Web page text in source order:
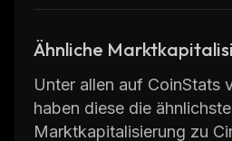
Ähnliche
Unter allen auf CoinStats
haben diese die ähnlichste
Marktkapitalisierung zu